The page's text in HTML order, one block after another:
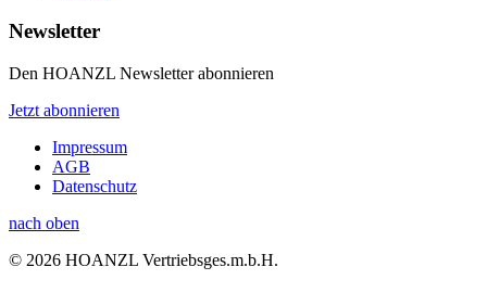
Newsletter
Den HOANZL Newsletter abonnieren
Jetzt abonnieren
Impressum
AGB
Datenschutz
nach oben
© 2026 HOANZL Vertriebsges.m.b.H.